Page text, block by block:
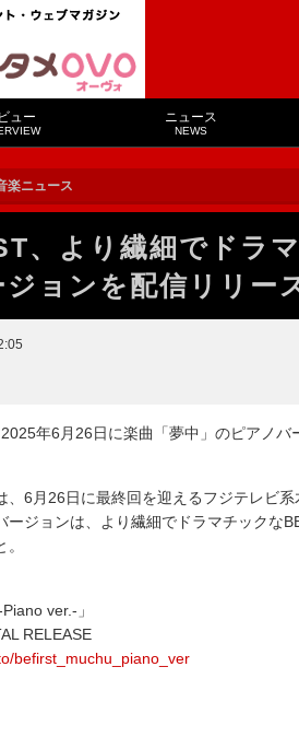
ュー ニュース
NEWS
楽ニュース
、より繊細でドラ
ョンを配信リリー
年6月26日に楽曲「夢中」のピアノバ
6月26日に最終回を迎えるフジテレビ
ージョンは、より繊細でドラマチックな
ver.-」
RELEASE
befirst_muchu_piano_ver